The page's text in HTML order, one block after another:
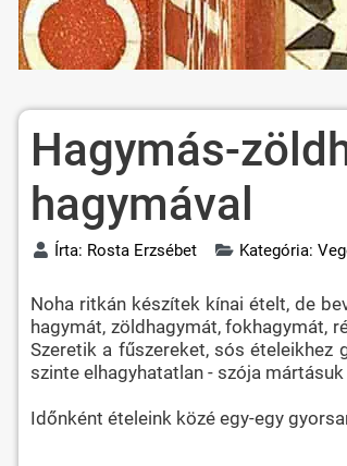
Hagymás-
hagymával
Írta: Rosta Erzsébet Kategória:
Noha ritkán készítek kínai ételt, de
hagymát, zöldhagymát, fokhagymát,
Szeretik a fűszereket, sós ételeikhez
szinte elhagyhatatlan - szója
Időnként ételeink közé egy-egy